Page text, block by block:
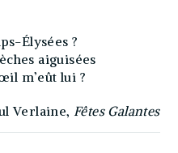
Élysées ?
aiguisées
m’eût lui ?
Verlaine, Fêtes Galantes